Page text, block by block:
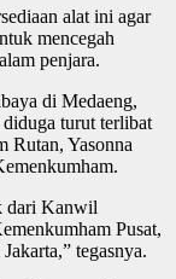
alat ini agar
mencegah
penjara.
di Medaeng,
turut terlibat
Rutan, Yasonna
dari Kanwil
Pusat,
tegasnya.